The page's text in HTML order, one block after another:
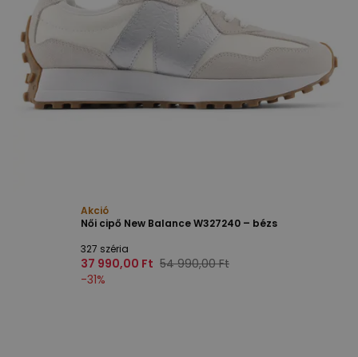
Akció
Női cipő New Balance W327240 – bézs
327 széria
37 990,00 Ft 54 990,00 Ft
-31%